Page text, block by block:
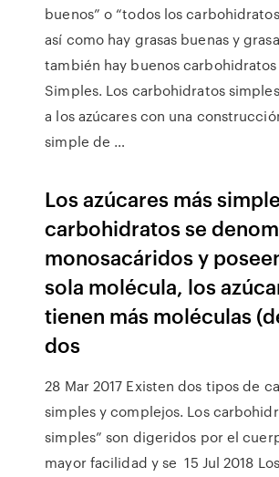
buenos” o “todos los
así como hay grasas buenas y
también hay buenos carbohidratos
Simples. Los carbohidratos
a los azúcares con una
simple de …
Los azúcares más
carbohidratos se
monosacáridos y
sola molécula, los
tienen más moléculas
dos
28 Mar 2017 Existen dos tipos de
simples y complejos. Los
simples” son digeridos por el
mayor facilidad y se 15 Jul 2018 Los